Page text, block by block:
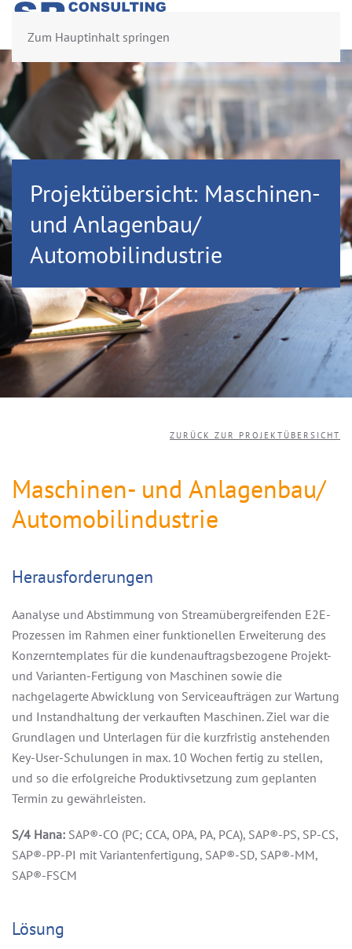
Zum Hauptinhalt springen
Projektübersicht: Maschinen-
und Anlagenbau/
Automobilindustrie
ZURÜCK ZUR PROJEKTÜBERSICHT
Maschinen- und Anlagenbau/
Automobilindustrie
Herausforderungen
Aanalyse und Abstimmung von Streamübergreifenden E2E-
Prozessen im Rahmen einer funktionellen Erweiterung des
Konzerntemplates für die kundenauftragsbezogene Projekt-
und Varianten-Fertigung von Maschinen sowie die
nachgelagerte Abwicklung von Serviceaufträgen zur Wartung
und Instandhaltung der verkauften Maschinen. Ziel war die
Grundlagen und Unterlagen für die kurzfristig anstehenden
Key-User-Schulungen in max. 10 Wochen fertig zu stellen,
und so die erfolgreiche Produktivsetzung zum geplanten
Termin zu gewährleisten.
S/4 Hana: SAP®-CO (PC; CCA, OPA, PA, PCA), SAP®-PS, SP-CS,
SAP®-PP-PI mit Variantenfertigung, SAP®-SD, SAP®-MM,
SAP®-FSCM
Lösung